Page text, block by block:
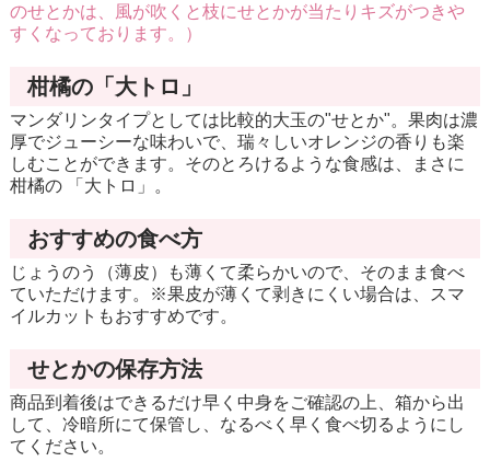
のせとかは、風が吹くと枝にせとかが当たりキズがつきや
すくなっております。）
柑橘の「大トロ」
マンダリンタイプとしては比較的大玉の"せとか"。果肉は濃
厚でジューシーな味わいで、瑞々しいオレンジの香りも楽
しむことができます。そのとろけるような食感は、まさに
柑橘の 「大トロ」。
おすすめの食べ方
じょうのう（薄皮）も薄くて柔らかいので、そのまま食べ
ていただけます。※果皮が薄くて剥きにくい場合は、スマ
イルカットもおすすめです。
せとかの保存方法
商品到着後はできるだけ早く中身をご確認の上、箱から出
して、冷暗所にて保管し、なるべく早く食べ切るようにし
てください。